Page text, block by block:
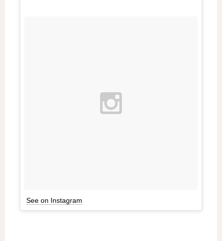
See on Instagram